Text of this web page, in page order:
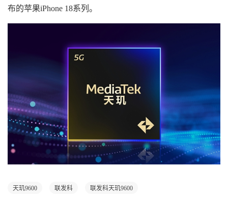
布的苹果iPhone 18系列。
天玑9600 联发科 联发科天玑9600